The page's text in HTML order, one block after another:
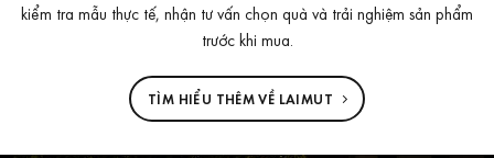
kiểm tra mẫu thực tế, nhận tư vấn chọn quà và trải nghiệm sản phẩm
trước khi mua.
TÌM HIỂU THÊM VỀ LAIMUT